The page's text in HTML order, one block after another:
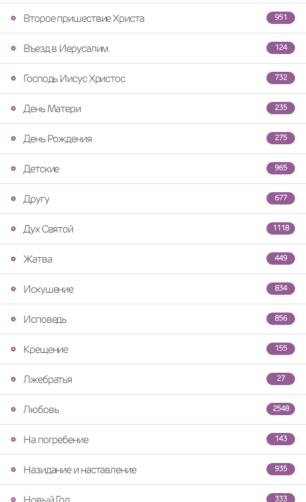
951
Второе пришествие Христа
124
Въезд в Иерусалим
732
Господь Иисус Христос
235
День Матери
275
День Рождения
965
Детские
677
Другу
1118
Дух Святой
449
Жатва
834
Искушение
856
Исповедь
155
Крещение
27
Лжебратья
2548
Любовь
143
На погребение
935
Назидание и наставление
333